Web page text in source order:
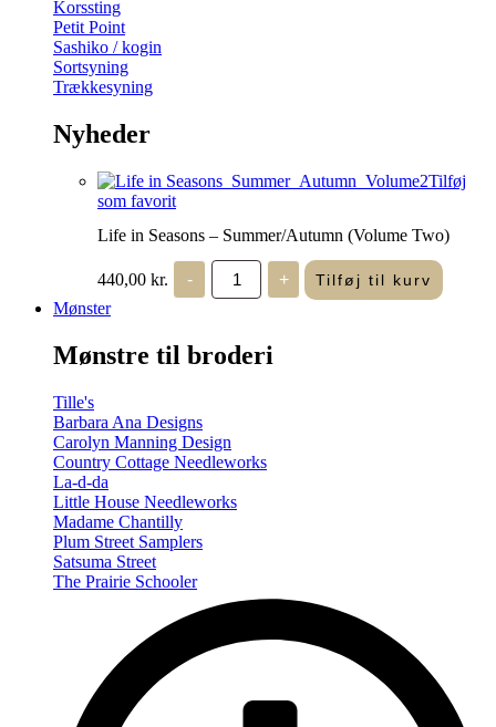
Korssting
Petit Point
Sashiko / kogin
Sortsyning
Trækkesyning
Nyheder
Tilføj
som favorit
Life in Seasons – Summer/Autumn (Volume Two)
440,00 kr. -
Life
Seasons
(Volume
+ Tilføj til kurv
Mønster
Mønstre til broderi
Tille's
Barbara Ana Designs
Carolyn Manning Design
Country Cottage Needleworks
La-d-da
Little House Needleworks
Madame Chantilly
Plum Street Samplers
Satsuma Street
The Prairie Schooler